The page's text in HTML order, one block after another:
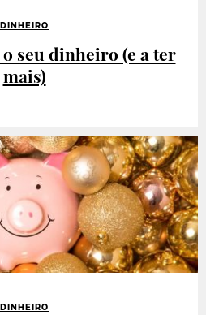
DINHEIRO
seu dinheiro (e a ter
mais)
DINHEIRO